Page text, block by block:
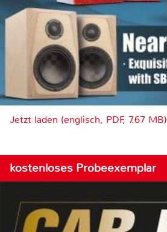
Jetzt laden (englisch, PDF, 7.67 MB)
kostenloses Probeexemplar